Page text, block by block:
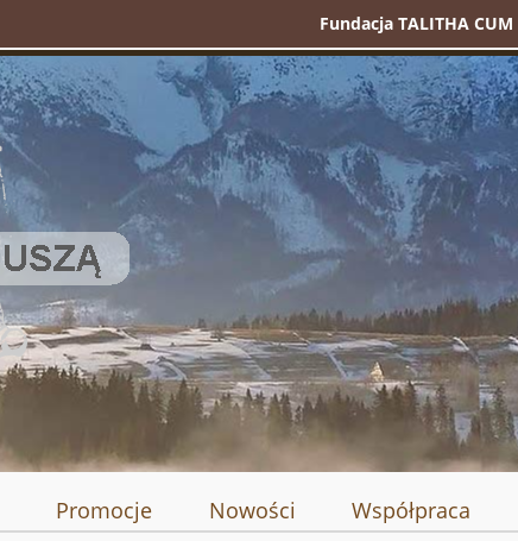
Fundacja TALITHA CUM
Promocje Nowości Współpraca